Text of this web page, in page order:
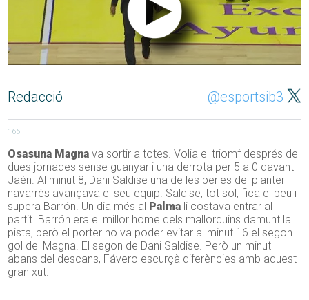
Redacció @esportsib3
166
Osasuna Magna va sortir a totes. Volia el triomf després de
dues jornades sense guanyar i una derrota per 5 a 0 davant
Jaén. Al minut 8, Dani Saldise una de les perles del planter
navarrès avançava el seu equip. Saldise, tot sol, fica el peu i
supera Barrón. Un dia més al Palma li costava entrar al
partit. Barrón era el millor home dels mallorquins damunt la
pista, però el porter no va poder evitar al minut 16 el segon
gol del Magna. El segon de Dani Saldise. Però un minut
abans del descans, Fávero escurçà diferències amb aquest
gran xut.